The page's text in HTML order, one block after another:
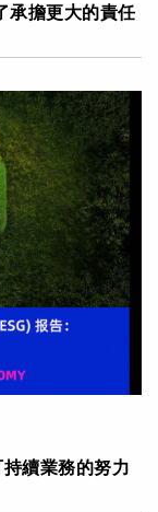
承擔更大的責任
續業務的努力